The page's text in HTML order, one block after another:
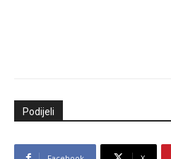
Podijeli